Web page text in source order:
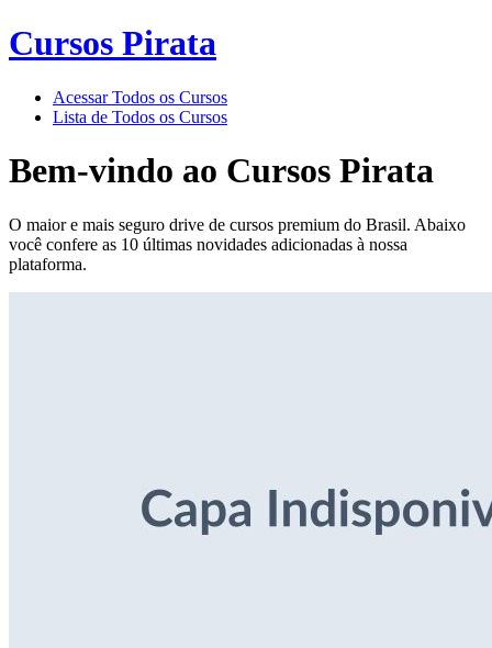
Cursos Pirata
Acessar Todos os Cursos
Lista de Todos os Cursos
Bem-vindo ao Cursos Pirata
O maior e mais seguro drive de cursos premium do Brasil. Abaixo
você confere as 10 últimas novidades adicionadas à nossa
plataforma.